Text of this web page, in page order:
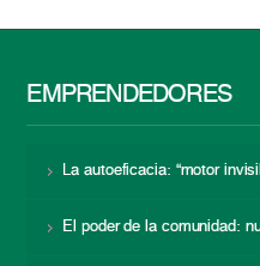
EMPRENDEDORES
La autoeficacia: “motor
El poder de la comunidad: